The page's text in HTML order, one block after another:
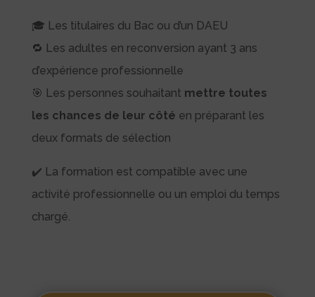
🎓 Les titulaires du Bac ou d’un DAEU
🔁 Les adultes en reconversion ayant 3 ans
d’expérience professionnelle
🎯 Les personnes souhaitant mettre toutes
les chances de leur côté en préparant les
deux formats de sélection
✔️ La formation est compatible avec une
activité professionnelle ou un emploi du temps
chargé.